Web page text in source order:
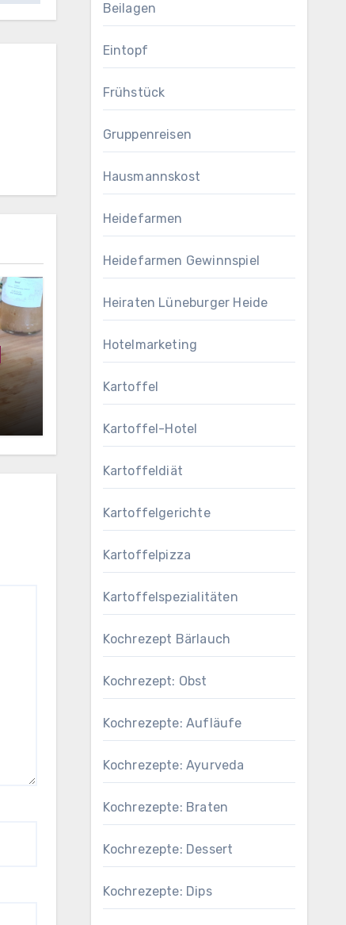
Beilagen
Eintopf
Frühstück
Gruppenreisen
Hausmannskost
Heidefarmen
Heidefarmen Gewinnspiel
Heiraten Lüneburger Heide
Hotelmarketing
Kartoffel
Kartoffel-Hotel
Kartoffeldiät
Kartoffelgerichte
Kartoffelpizza
Kartoffelspezialitäten
Kochrezept Bärlauch
Kochrezept: Obst
Kochrezepte: Aufläufe
Kochrezepte: Ayurveda
Kochrezepte: Braten
Kochrezepte: Dessert
Kochrezepte: Dips